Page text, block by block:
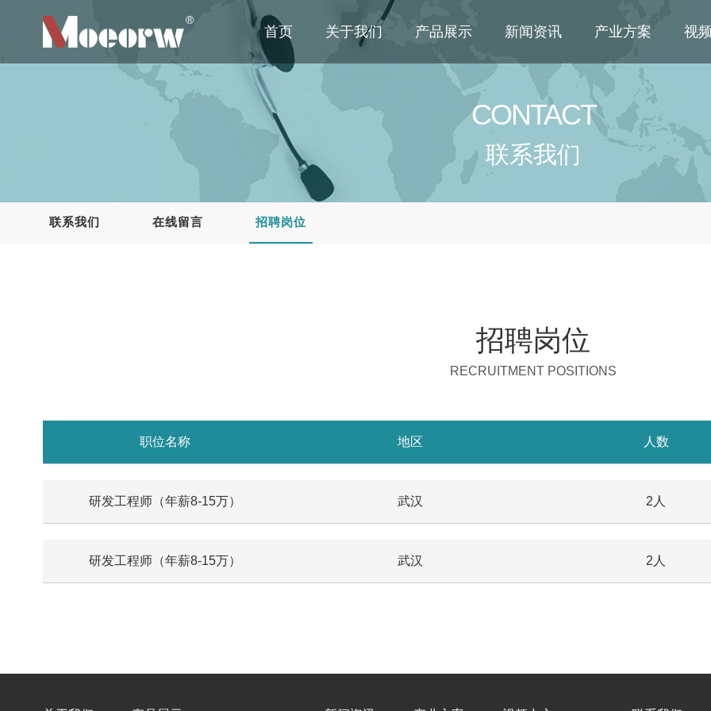
首页 关于我们 产品展示 新闻资讯 产业方案 视
CONTACT
联系我们
联系我们 在线留言 招聘岗位
招聘岗位
RECRUITMENT POSITIONS
职位名称 地区 人数
研发工程师（年薪8-15万） 武汉 2人
研发工程师（年薪8-15万） 武汉 2人